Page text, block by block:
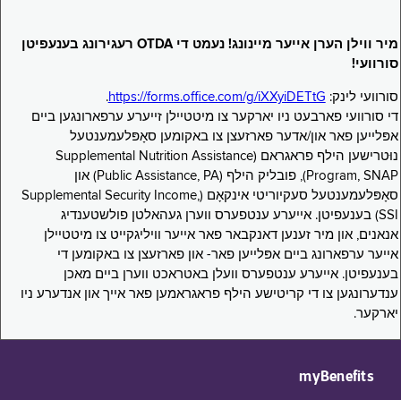
מיר ווילן הערן אייער מיינונג! נעמט די OTDA רעגירונג בענעפיטן
סורוועי!
סורוועי לינק: https://forms.office.com/g/iXXyiDETtG
.
די סורוועי פארבעט ניו יארקער צו מיטטיילן זייערע ערפארונגען ביים
אפּלייען פאר און/אדער פארזעצן צו באקומען סאָפּלעמענטעל
נוּטרישען הילף פראגראם (Supplemental Nutrition Assistance
Program, SNAP), פובליק הילף (Public Assistance, PA) און
סאָפּלעמענטעל סעקיוריטי אינקאָם (Supplemental Security Income,
SSI) בענעפיטן. אייערע ענטפערס ווערן געהאלטן פולשטענדיג
אנאנים, און מיר זענען דאנקבאר פאר אייער וויליגקייט צו מיטטיילן
אייער ערפארונג ביים אפּלייען פאר- און פארזעצן צו באקומען די
בענעפיטן. אייערע ענטפערס וועלן באטראכט ווערן ביים מאכן
ענדערונגען צו די קריטישע הילף פראגראמען פאר אייך און אנדערע ניו
יארקער.
myBenefits